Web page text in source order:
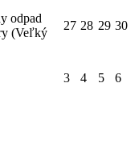
odpad
(Veľký
27 28 29 30
3 4 5
6